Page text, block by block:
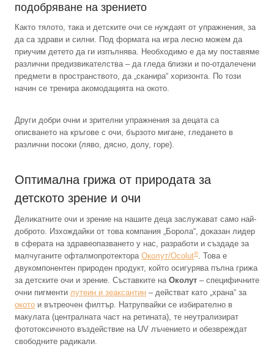
подобряване на зрението
Както тялото, така и детските очи се нуждаят от упражнения, за
да са здрави и силни. Под формата на игра лесно можем да
приучим детето да ги изпълнява. Необходимо е да му поставяме
различни предизвикателства – да гледа близки и по-отдалечени
предмети в пространството, да „сканира“ хоризонта. По този
начин се тренира акомодацията на окото.
Други добри очни и зрителни упражнения за децата са
описването на кръгове с очи, бързото мигане, гледането в
различни посоки (ляво, дясно, долу, горе).
Оптимална грижа от природата за
детското зрение и очи
Деликатните очи и зрение на нашите деца заслужават само най-
доброто. Изхождайки от това компания „Борола“, доказан лидер
в сферата на здравеопазването у нас, разработи и създаде за
малчуганите офталмопротектора Околут/Ocolut®. Това е
двукомпонентен природен продукт, който осигурява пълна грижа
за детските очи и зрение. Съставките на Околут – специфичните
очни пигменти лутеин и зеаксантин – действат като „храна“ за
окото и вътреочен филтър. Натрупвайки се избирателно в
макулата (централната част на ретината), те неутрализират
фототоксичното въздействие на UV лъчението и обезвреждат
свободните радикали.